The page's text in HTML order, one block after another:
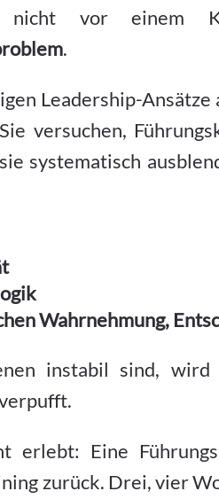
nicht vor einem
.
Leadership-
versuchen,
systematisch
Wahrnehmung,
instabil sind,
erlebt: Eine
zurück. Drei, vier